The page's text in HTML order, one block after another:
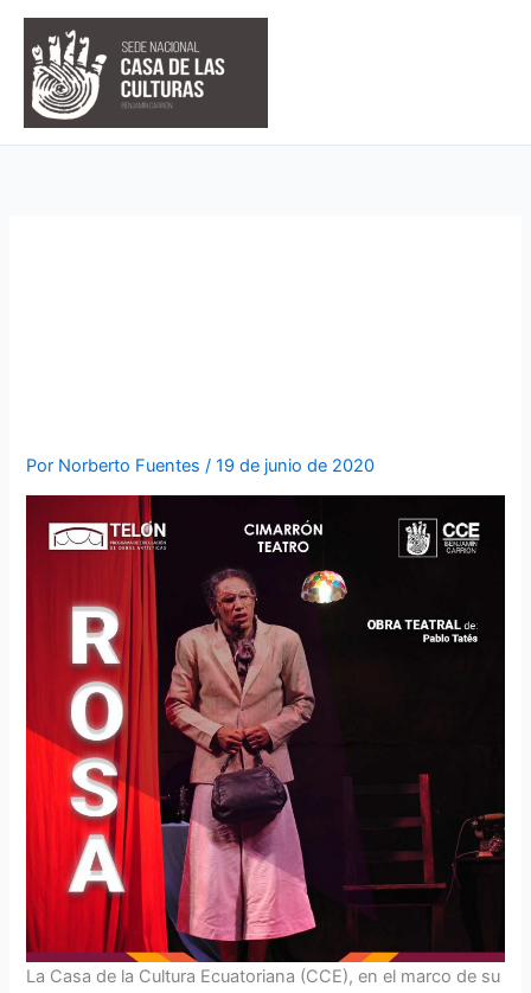
contenido
Por Norberto Fuentes /19 de junio de 2020
La Casa de la Cultura Ecuatoriana (CCE), en el marco de su